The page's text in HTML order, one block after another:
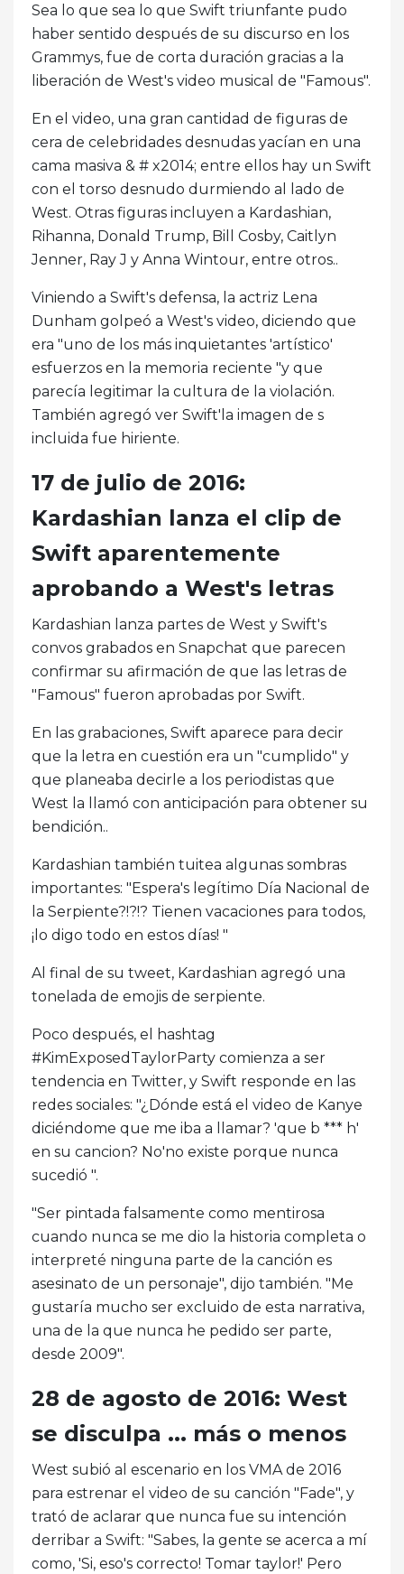
Sea lo que sea lo que Swift triunfante pudo
haber sentido después de su discurso en los
Grammys, fue de corta duración gracias a la
liberación de West's video musical de "Famous".
En el video, una gran cantidad de figuras de
cera de celebridades desnudas yacían en una
cama masiva & # x2014; entre ellos hay un Swift
con el torso desnudo durmiendo al lado de
West. Otras figuras incluyen a Kardashian,
Rihanna, Donald Trump, Bill Cosby, Caitlyn
Jenner, Ray J y Anna Wintour, entre otros..
Viniendo a Swift's defensa, la actriz Lena
Dunham golpeó a West's video, diciendo que
era "uno de los más inquietantes 'artístico'
esfuerzos en la memoria reciente "y que
parecía legitimar la cultura de la violación.
También agregó ver Swift'la imagen de s
incluida fue hiriente.
17 de julio de 2016:
Kardashian lanza el clip de
Swift aparentemente
aprobando a West's letras
Kardashian lanza partes de West y Swift's
convos grabados en Snapchat que parecen
confirmar su afirmación de que las letras de
"Famous" fueron aprobadas por Swift.
En las grabaciones, Swift aparece para decir
que la letra en cuestión era un "cumplido" y
que planeaba decirle a los periodistas que
West la llamó con anticipación para obtener su
bendición..
Kardashian también tuitea algunas sombras
importantes: "Espera's legítimo Día Nacional de
la Serpiente?!?!? Tienen vacaciones para todos,
¡lo digo todo en estos días! "
Al final de su tweet, Kardashian agregó una
tonelada de emojis de serpiente.
Poco después, el hashtag
#KimExposedTaylorParty comienza a ser
tendencia en Twitter, y Swift responde en las
redes sociales: "¿Dónde está el video de Kanye
diciéndome que me iba a llamar? 'que b *** h'
en su cancion? No'no existe porque nunca
sucedió ".
"Ser pintada falsamente como mentirosa
cuando nunca se me dio la historia completa o
interpreté ninguna parte de la canción es
asesinato de un personaje", dijo también. "Me
gustaría mucho ser excluido de esta narrativa,
una de la que nunca he pedido ser parte,
desde 2009".
28 de agosto de 2016: West
se disculpa ... más o menos
West subió al escenario en los VMA de 2016
para estrenar el video de su canción "Fade", y
trató de aclarar que nunca fue su intención
derribar a Swift: "Sabes, la gente se acerca a mí
como, 'Si, eso's correcto! Tomar taylor!' Pero